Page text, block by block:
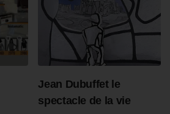
Jean Dubuffet le
spectacle de la vie